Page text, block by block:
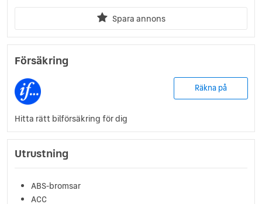
Spara annons
Försäkring
Räkna på
Hitta rätt bilförsäkring för dig
Utrustning
ABS-bromsar
ACC